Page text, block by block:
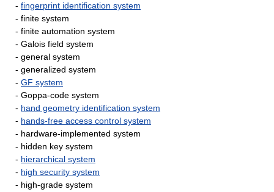
- fingerprint identification system
- finite system
- finite automation system
- Galois field system
- general system
- generalized system
- GF system
- Goppa-code system
- hand geometry identification system
- hands-free access control system
- hardware-implemented system
- hidden key system
- hierarchical system
- high security system
- high-grade system